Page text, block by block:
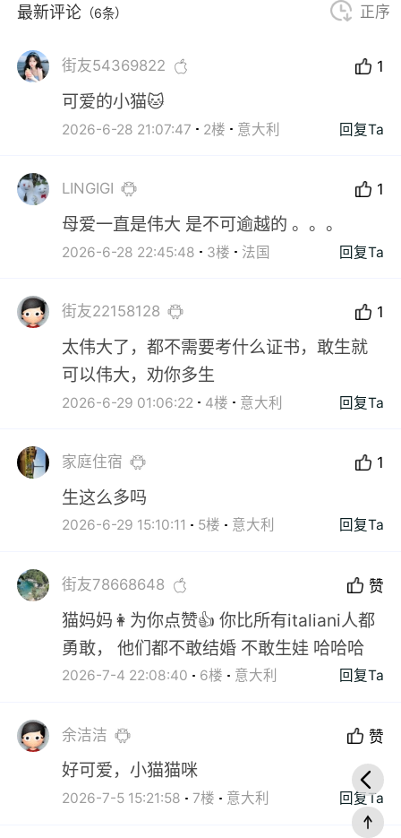
最新评论 （6条） 正序
街友54369822 1
可爱的小猫🐱
2026-6-28 21:07:47 2楼 意大利 回复Ta
LINGIGI 1
母爱一直是伟大 是不可逾越的 。。。
2026-6-28 22:45:48 3楼 法国 回复Ta
街友22158128 1
太伟大了，都不需要考什么证书，敢生就
可以伟大，劝你多生
2026-6-29 01:06:22 4楼 意大利 回复Ta
家庭住宿 1
生这么多吗
2026-6-29 15:10:11 5楼 意大利 回复Ta
街友78668648 赞
猫妈妈👩为你点赞👍 你比所有italiani人都
勇敢， 他们都不敢结婚 不敢生娃 哈哈哈
2026-7-4 22:08:40 6楼 意大利 回复Ta
余洁洁 赞
好可爱，小猫猫咪
2026-7-5 15:21:58 7楼 意大利 回复Ta